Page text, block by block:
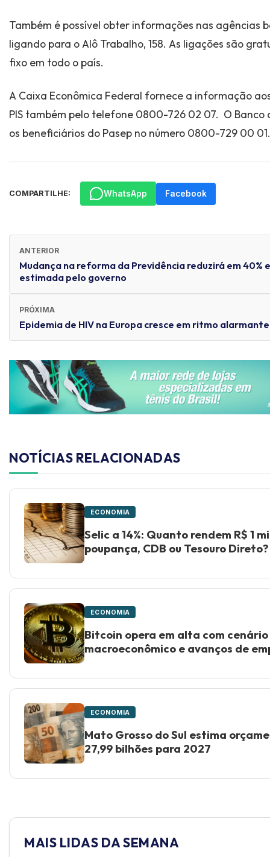
Também é possível obter informações nas agências
ligando para o Alô Trabalho, 158. As ligações são
fixo em todo o país.
A Caixa Econômica Federal fornece a informação
PIS também pelo telefone 0800-726 02 07. O Banco
os beneficiários do Pasep no número 0800-729 00 01.
COMPARTILHE: WhatsApp Facebook
ANTERIOR
Mudança na reforma da Previdência reduzirá em 40%
estimada pelo governo
PRÓXIMA
Epidemia de HIV na Europa cresce em ritmo
NOTÍCIAS RELACIONADAS
ECONOMIA
Selic a 14%: Quanto rendem R$ 1
poupança, CDB ou Tesouro Direto?
ECONOMIA
Bitcoin opera em alta com cenário
macroeconômico e avanços de
ECONOMIA
Mato Grosso do Sul estima
27,99 bilhões para 2027
MAIS LIDAS DA SEMANA